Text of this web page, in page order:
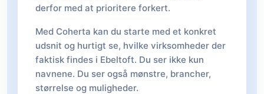
derfor med at prioritere forkert.
Med Coherta kan du starte med et konkret
udsnit og hurtigt se, hvilke virksomheder der
faktisk findes i Ebeltoft. Du ser ikke kun
navnene. Du ser også mønstre, brancher,
størrelse og muligheder.